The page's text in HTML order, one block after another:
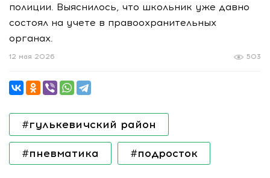
полиции. Выяснилось, что школьник уже давно
состоял на учете в правоохранительных
органах.
503
12 мая 2026
#гулькевичский район
#пневматика #подросток